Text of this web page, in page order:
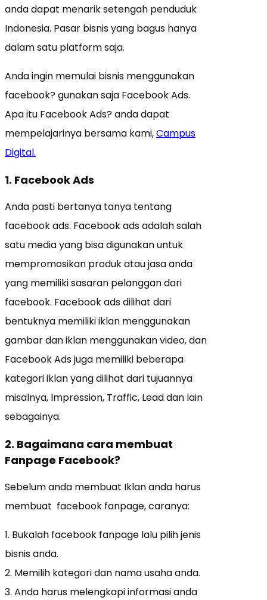
anda dapat menarik setengah penduduk
Indonesia. Pasar bisnis yang bagus hanya
dalam satu platform saja.
Anda ingin memulai bisnis menggunakan
facebook? gunakan saja Facebook Ads.
Apa itu Facebook Ads? anda dapat
mempelajarinya bersama kami,Campus
Digital.
1. Facebook Ads
Anda pasti bertanya tanya tentang
facebook ads. Facebook ads adalah salah
satu media yang bisa digunakan untuk
mempromosikan produk atau jasa anda
yang memiliki sasaran pelanggan dari
facebook. Facebook ads dilihat dari
bentuknya memiliki iklan menggunakan
gambar dan iklan menggunakan video, dan
Facebook Ads juga memiliki beberapa
kategori iklan yang dilihat dari tujuannya
misalnya, Impression, Traffic, Lead dan lain
sebagainya.
2. Bagaimana cara membuat
Fanpage Facebook?
Sebelum anda membuat Iklan anda harus
membuat facebook fanpage, caranya:
1. Bukalah facebook fanpage lalu pilih jenis
bisnis anda.
2. Memilih kategori dan nama usaha anda.
3. Anda harus melengkapi informasi anda